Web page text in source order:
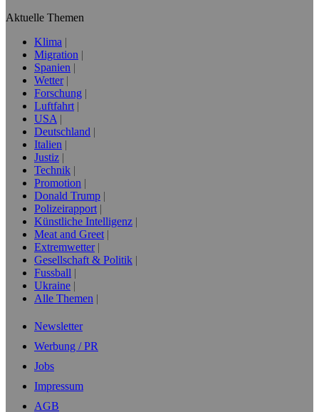
Aktuelle Themen
Klima
Migration
Spanien
Wetter
Forschung
Luftfahrt
USA
Deutschland
Italien
Justiz
Technik
Promotion
Donald Trump
Polizeirapport
Künstliche Intelligenz
Meat and Greet
Extremwetter
Gesellschaft & Politik
Fussball
Ukraine
Alle Themen
Newsletter
Werbung / PR
Jobs
Impressum
AGB